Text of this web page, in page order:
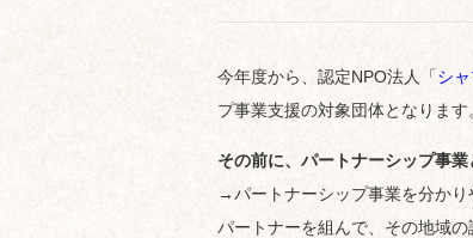
今年度から、認定NPO法人「シ
プ事業支援の対象団体となります
その前に、パートナーシップ事業
→パートナーシップ事業を分かり
パートナーを組んで、その地域